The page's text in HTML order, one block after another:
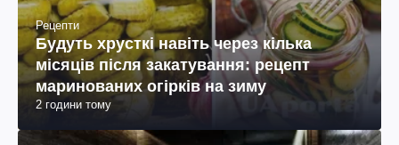
Рецепти
Будуть хрусткі навіть через кілька
місяців після закатування: рецепт
маринованих огірків на зиму
2 години тому